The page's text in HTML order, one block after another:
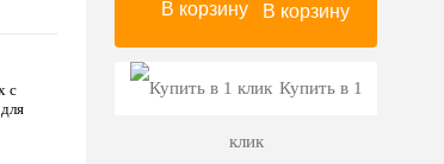
с
В корзину
Купить в 1
клик